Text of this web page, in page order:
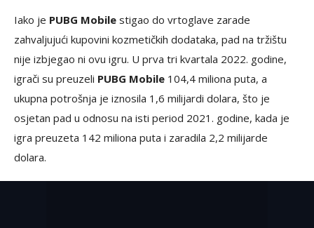
Iako je PUBG Mobile stigao do vrtoglave zarade
zahvaljujući kupovini kozmetičkih dodataka, pad na tržištu
nije izbjegao ni ovu igru. U prva tri kvartala 2022. godine,
igrači su preuzeli PUBG Mobile 104,4 miliona puta, a
ukupna potrošnja je iznosila 1,6 milijardi dolara, što je
osjetan pad u odnosu na isti period 2021. godine, kada je
igra preuzeta 142 miliona puta i zaradila 2,2 milijarde
dolara.